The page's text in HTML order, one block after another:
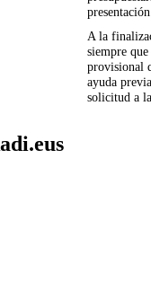
presentación.
A la
siempre
provisional
ayuda
solicitud a